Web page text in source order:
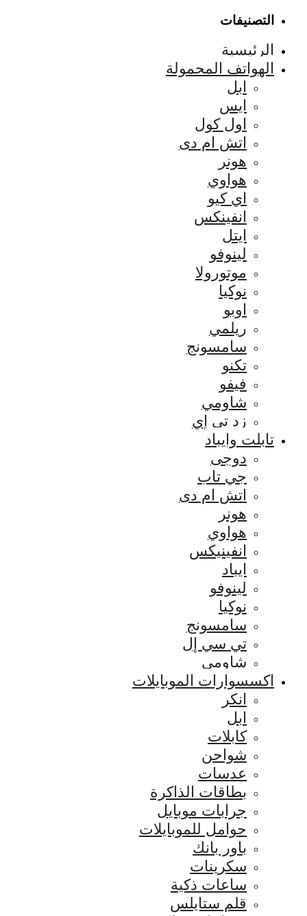
التصنيفات
الرئيسية
الهواتف المحمولة
ابل
ايس
اول كول
اتش ام دى
هونر
هواوي
اي كيو
انفينكس
ايتل
لينوفو
موتورولا
نوكيا
اوبو
ريلمي
سامسونج
تكنو
فيفو
شاومي
زد تي إي
تابلت وايباد
دوجى
جي تاب
اتش ام دى
هونر
هواوي
انفينيكس
ايباد
لينوفو
نوكيا
سامسونج
تي سي إل
شاومي
اكسسوارات الموبايلات
انكر
ابل
كابلات
شواحن
عدسات
بطاقات الذاكرة
جرابات موبايل
حوامل للموبايلات
باور بانك
سكرينات
ساعات ذكية
قلم ستايلس